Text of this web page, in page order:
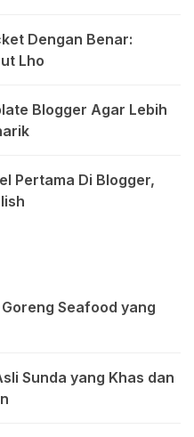
Dengan Benar:
Lho
Blogger Agar Lebih
Pertama Di Blogger,
Seafood yang
Sunda yang Khas dan